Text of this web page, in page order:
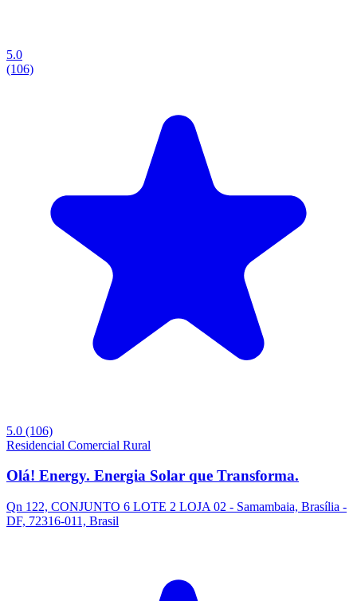
5.0
(106)
5.0 (106)
Residencial Comercial Rural
Olá! Energy. Energia Solar que Transforma.
Qn 122, CONJUNTO 6 LOTE 2 LOJA 02 - Samambaia, Brasília -
DF, 72316-011, Brasil